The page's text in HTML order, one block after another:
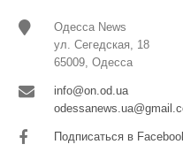
Одесса News
ул. Сегедская, 18
65009, Одесса
info@on.od.ua
Подписаться в